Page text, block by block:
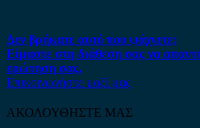
Δεν βρήκατε αυτό που ψάχνετε;
Είμαστε στη διάθεση σας να
ερώτηση σας.
Επικοινωνήστε μαζί μας
ΑΚΟΛΟΥΘΗΣΤΕ ΜΑΣ